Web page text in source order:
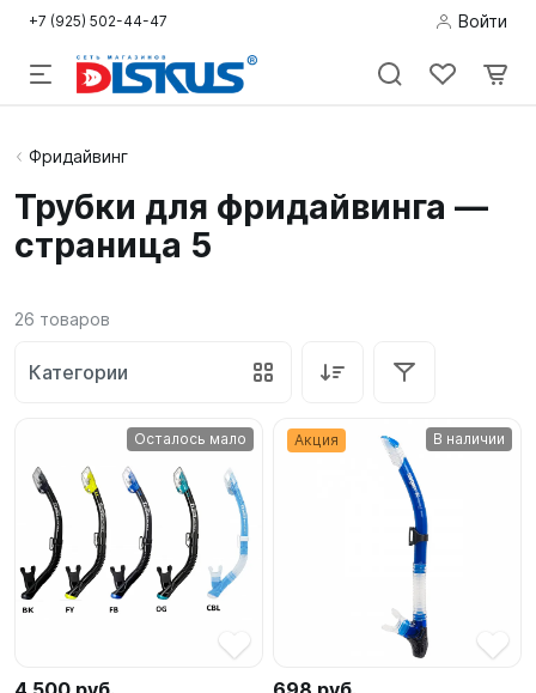
+7 (925) 502-44-47 Войти
Подводная
Дайвинг
Пляж
Фридайвинг
Бассейн
SUP-
сёрфинг
Фридайвинг
Трубки для фридайвинга —
страница 5
26 товаров
Категории
Осталось мало Акция В наличии